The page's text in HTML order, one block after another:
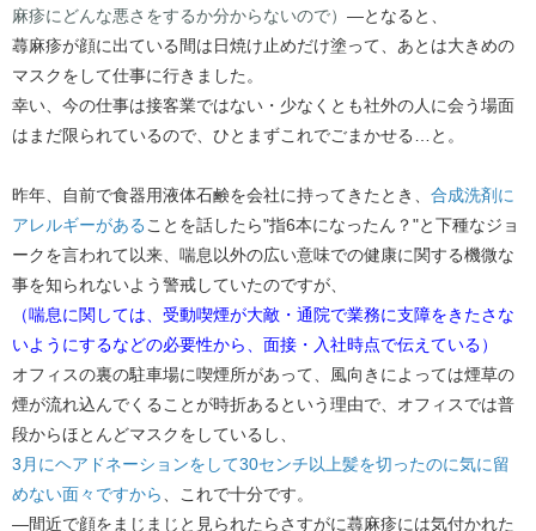
麻疹にどんな悪さをするか分からないので） ―となると、
蕁麻疹が顔に出ている間は日焼け止めだけ塗って、あとは大きめの
マスクをして仕事に行きました。
幸い、今の仕事は接客業ではない・少なくとも社外の人に会う場面
はまだ限られているので、ひとまずこれでごまかせる…と。
昨年、自前で食器用液体石鹸を会社に持ってきたとき、 合成洗剤に
アレルギーがある ことを話したら"指6本になったん？"と下種なジョ
ークを言われて以来、喘息以外の広い意味での健康に関する機微な
事を知られないよう警戒していたのですが、
（喘息に関しては、受動喫煙が大敵・通院で業務に支障をきたさな
いようにするなどの必要性から、面接・入社時点で伝えている）
オフィスの裏の駐車場に喫煙所があって、風向きによっては煙草の
煙が流れ込んでくることが時折あるという理由で、オフィスでは普
段からほとんどマスクをしているし、
3月にヘアドネーションをして30センチ以上髪を切ったのに気に留
めない面々ですから
、これで十分です。
―間近で顔をまじまじと見られたらさすがに蕁麻疹には気付かれた